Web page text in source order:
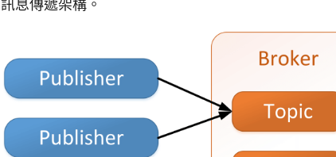
訊息傳遞架構。